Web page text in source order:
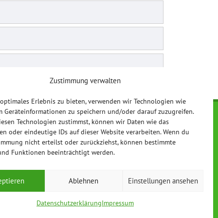
Zustimmung verwalten
Erlebnis zu bieten, verwenden wir Technologien wie
Geräteinformationen zu speichern und/oder darauf zuzugreifen.
Technologien zustimmst, können wir Daten wie das
oder eindeutige IDs auf dieser Website verarbeiten. Wenn du
nicht erteilst oder zurückziehst, können bestimmte
Funktionen beeinträchtigt werden.
Ablehnen Einstellungen ansehen
DatenschutzerklärungImpressum